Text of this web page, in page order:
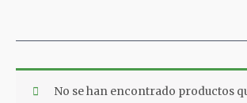
No se han encontrado productos